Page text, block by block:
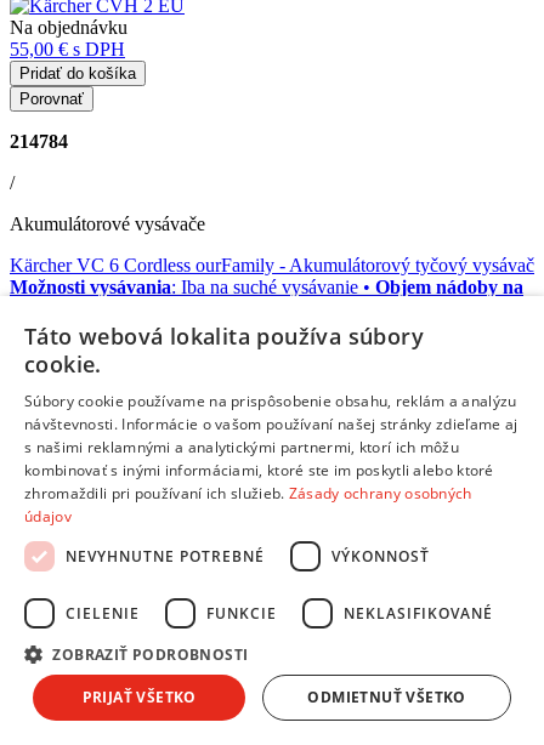
Na objednávku
55,00 € s DPH
Pridať do košíka
Porovnať
214784
/
Akumulátorové vysávače
Kärcher VC 6 Cordless ourFamily - Akumulátorový tyčový vysávač
Možnosti vysávania: Iba na suché vysávanie • Objem nádoby na
Cyklónové vysávanie: áno •Maximálna hlučnosť: 78 dB •
prevádzky
Doprava zdarma
Na objednávku
319,00 €
s DPH
Pridať do košíka
Porovnať
215416
Akumulátorové vysávače
Cecotec Conga Immortal Extreme Suction
vysávač
Možnosti vysávania: Na suché aj mokré vysávanie •Objem
nádoby na prach: 0.5 l •Výstupný filter: Áno •Cyklónové
Táto webová lokalita používa súbory
cookie.
Súbory cookie používame na prispôsobenie obsahu, reklám a analýzu
návštevnosti. Informácie o vašom používaní našej stránky zdieľame aj
s našimi reklamnými a analytickými partnermi, ktorí ich môžu
kombinovať s inými informáciami, ktoré ste im poskytli alebo ktoré
zhromaždili pri používaní ich služieb. Zásady ochrany osobných
údajov
NEVYHNUTNE POTREBNÉ
VÝKONNOSŤ
CIELENIE FUNKCIE NEKLASIFIKOVANÉ
ZOBRAZIŤ PODROBNOSTI
PRIJAŤ VŠETKO ODMIETNUŤ VŠETKO